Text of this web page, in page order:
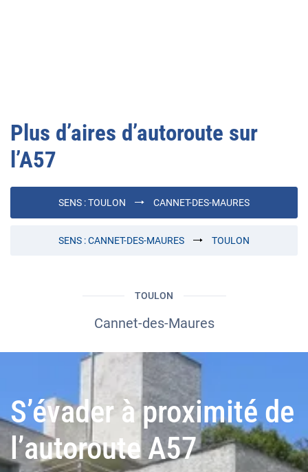
Plus d’aires d’autoroute sur
l’A57
SENS :TOULON CANNET-DES-MAURES
SENS :CANNET-DES-MAURES TOULON
TOULON
Cannet-des-Maures
S’évader à proximité de
l’autoroute A57